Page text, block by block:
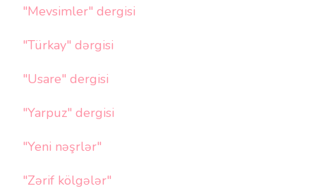
"Mevsimler" dergisi
"Türkay" dərgisi
"Usare" dergisi
"Yarpuz" dergisi
"Yeni nəşrlər"
"Zərif kölgələr"